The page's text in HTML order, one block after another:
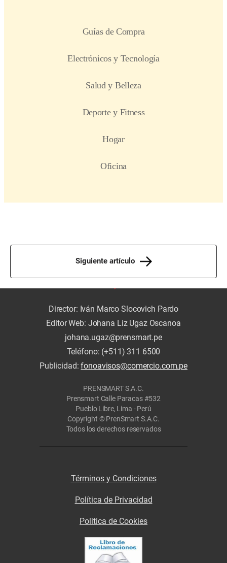
Siguiente artículo
Director: Iván Marco Slocovich Pardo
Editor Web: Johana Liz Ugaz Oscanoa
johana.ugaz@prensmart.pe
Teléfono: (+511) 311 6500
Publicidad:fonoavisos@comercio.com.pe
PRENSMART S.A.C.
Prensmart Calle Paracas #532
Pueblo Libre, Lima - Perú
Copyright © PrenSmart S.A.C.
Todos los derechos reservados
Términos y Condiciones
Política de Privacidad
Politica de Cookies